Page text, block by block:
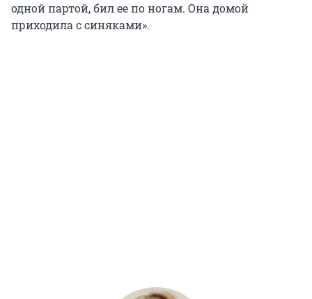
одной партой, бил ее по ногам. Она домой
приходила с синяками».